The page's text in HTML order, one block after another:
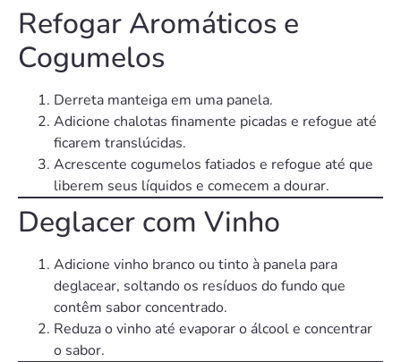
Refogar Aromáticos e
Cogumelos
Derreta manteiga em uma panela.
Adicione chalotas finamente picadas e refogue até
ficarem translúcidas.
Acrescente cogumelos fatiados e refogue até que
liberem seus líquidos e comecem a dourar.
Deglacer com Vinho
Adicione vinho branco ou tinto à panela para
deglacear, soltando os resíduos do fundo que
contêm sabor concentrado.
Reduza o vinho até evaporar o álcool e concentrar
o sabor.